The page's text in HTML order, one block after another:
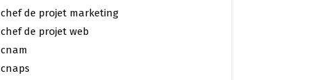
chef de projet marketing
chef de projet web
cnam
cnaps